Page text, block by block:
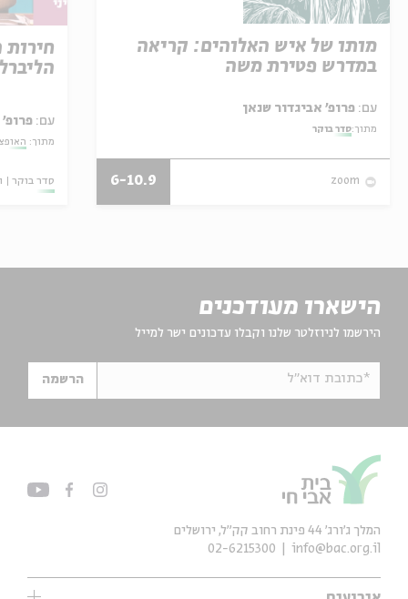
מותו של איש האלוהים: קריאה
במדרש פטירת משה
עם:
מתוך:סדר בוקר
zoom
6-10.9
עם: פרופ'
מתוך:
סדר בוקר
הישארו מעודכנים
הירשמו לניוזלטר שלנו וקבלו עדכונים ישר למייל
*כתובת דוא"ל הרשמה
המלך ג'ורג' 44 פינת רחוב קק״ל, ירושלים
info@bac.org.il
02-6215300